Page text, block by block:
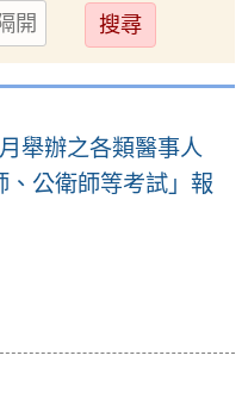
送
出
舉辦之各類醫事人
、公衛師等考試」報